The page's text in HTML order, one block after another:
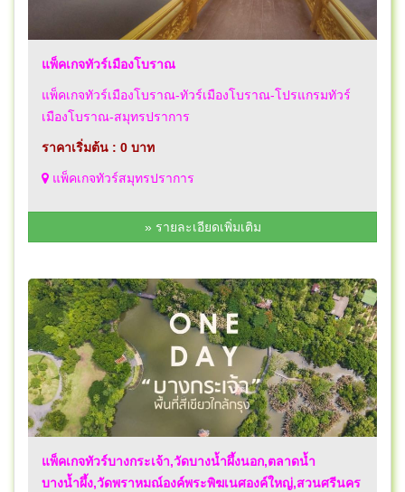
แพ็คเกจทัวร์เมืองโบราณ
แพ็คเกจทัวร์เมืองโบราณ-ทัวร์เมืองโบราณ-โปรแกรมทัวร์
เมืองโบราณ-สมุทรปราการ
ราคาเริ่มต้น : 0 บาท
แพ็คเกจทัวร์สมุทรปราการ
» รายละเอียดเพิ่มเติม
แพ็คเกจทัวร์บางกระเจ้า,วัดบางน้ำผึ้งนอก,ตลาดน้ำ
บางน้ำผึ้ง,วัดพราหมณ์องค์พระพิฆเนศองค์ใหญ่,สวนศรีนคร